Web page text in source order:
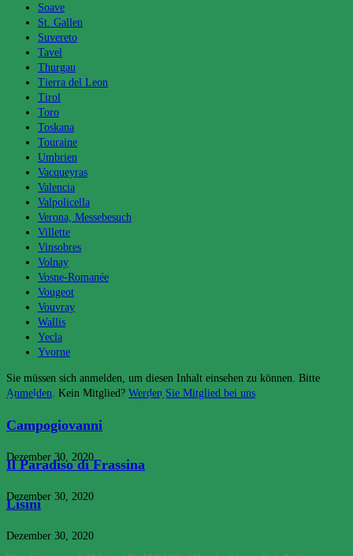
Soave
St. Gallen
Suvereto
Tavel
Thurgau
Tierra del Leon
Tirol
Toro
Toskana
Touraine
Umbrien
Vacqueyras
Valencia
Valpolicella
Verona, Messebesuch
Villette
Vinsobres
Volnay
Vosne-Romanée
Vougeot
Vouvray
Wallis
Yecla
Yvorne
Sie müssen sich anmelden, um diesen Inhalt einsehen zu können. Bitte
Anmelden. Kein Mitglied? Werden Sie Mitglied bei uns
Das könnte dir auch gefallen
Campogiovanni
Dezember 30, 2020
Il Paradiso di Frassina
Dezember 30, 2020
Lisini
Dezember 30, 2020